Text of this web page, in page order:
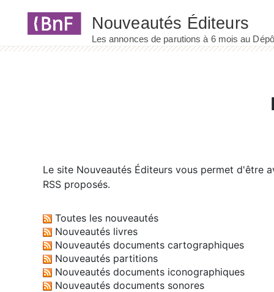
Le site Nouveautés Éditeurs vous permet d'être
RSS proposés.
Toutes les nouveautés
Nouveautés livres
Nouveautés documents cartographiques
Nouveautés partitions
Nouveautés documents iconographiques
Nouveautés documents sonores